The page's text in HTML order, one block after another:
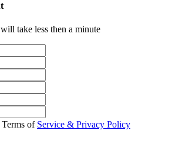
take less then a minute
Terms of Service & Privacy Policy